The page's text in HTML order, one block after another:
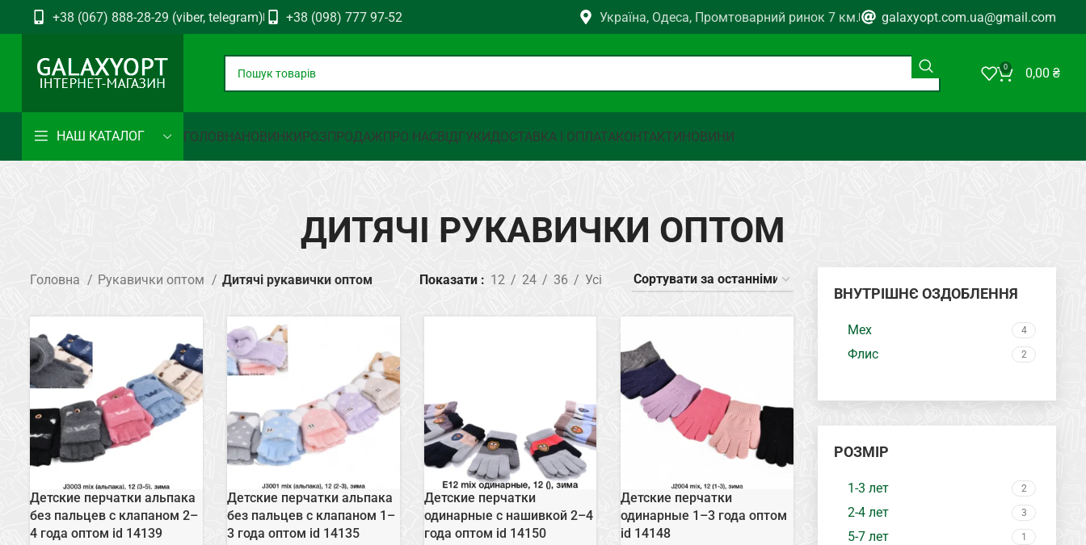
+38 (067) 888-28-29 (viber, telegram) +38 (098) 777 97-52 Україна, Одеса, Промтоварний ринок 7 км. galaxyopt.com.ua@gmail.com
0 0,00 ₴
НАШ КАТАЛОГ ГОЛОВНАНОВИНКИРОЗПРОДАЖПРО НАСВІДГУКИДОСТАВКА І ОПЛАТАКОНТАКТИНОВИНИ
ДИТЯЧІ РУКАВИЧКИ ОПТОМ
ВНУТРІШНЄ ОЗДОБЛЕННЯ
Мех 4
Флис 2
РОЗМІР
1-3 лет 2
2-4 лет 3
5-7 лет 1
Головна Рукавички оптом Дитячі рукавички оптом Показати 12 24 36 Усі
Детские перчатки альпака
без пальцев с клапаном 2–
4 года оптом id 14139
Детские перчатки альпака
без пальцев с клапаном 1–
3 года оптом id 14135
Детские перчатки
одинарные с нашивкой 2–4
года оптом id 14150
Детские перчатки
одинарные 1–3 года оптом
id 14148